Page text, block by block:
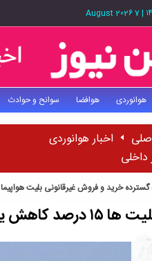
|
7 August 2026
هوانوردی هوافضا سوانح و حوادث
اخبار هوانوردی
داخلی
گسترده خرید و فروش غیرقانونی بلیت هواپیما
کاهش یافت؟!